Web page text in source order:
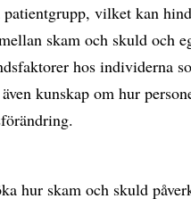
vilket kan
skam och skuld och
hos individerna
kunskap om hur
hur skam och skuld